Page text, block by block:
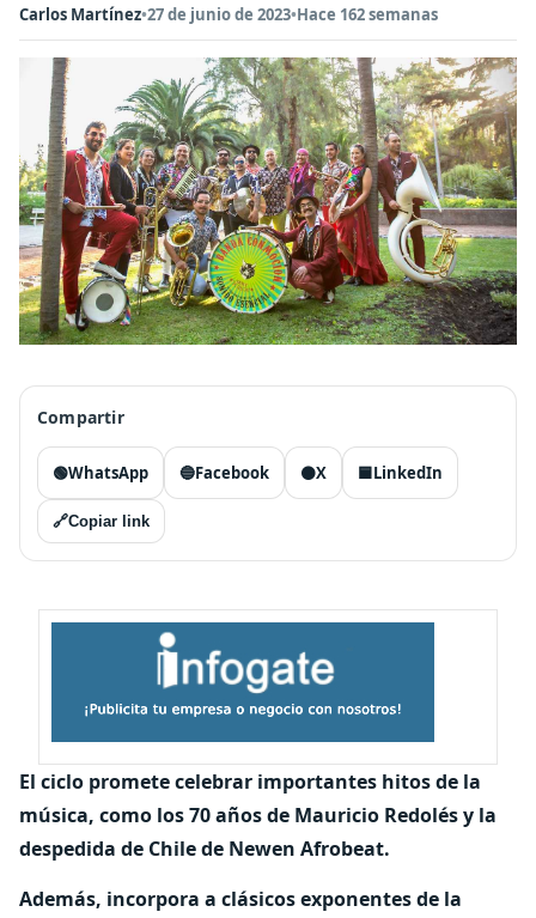
Carlos Martínez•27 de junio de 2023•Hace 162 semanas
Compartir
🟢WhatsApp 🔵Facebook ⚫X 🟦LinkedIn
🔗Copiar link
El ciclo promete celebrar importantes hitos de la
música, como los 70 años de Mauricio Redolés y la
despedida de Chile de Newen Afrobeat.
Además, incorpora a clásicos exponentes de la